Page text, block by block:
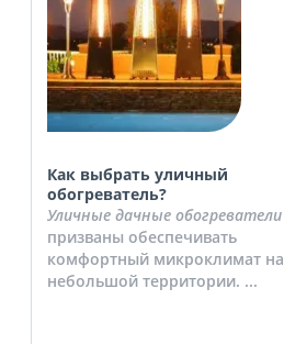
Как выбрать уличный
обогреватель?
Уличные дачные обогреватели
призваны обеспечивать
комфортный микроклимат на
небольшой территории. ...